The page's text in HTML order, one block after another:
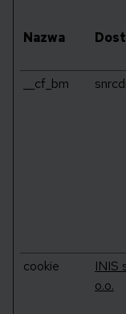
Nazwa
__cf_bm
cookie
INIS
o.o.